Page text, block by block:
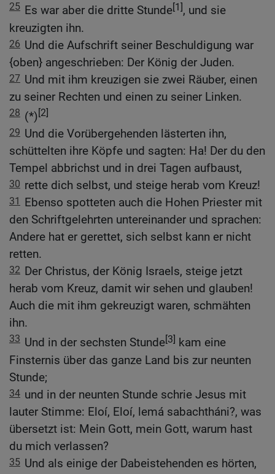
25 Es war aber die dritte Stunde[1], und sie
kreuzigten ihn.
26 Und die Aufschrift seiner Beschuldigung war
{oben} angeschrieben: Der König der Juden.
27 Und mit ihm kreuzigen sie zwei Räuber, einen
zu seiner Rechten und einen zu seiner Linken.
28 (*)[2]
29 Und die Vorübergehenden lästerten ihn,
schüttelten ihre Köpfe und sagten: Ha! Der du den
Tempel abbrichst und in drei Tagen aufbaust,
30 rette dich selbst, und steige herab vom Kreuz!
31
Ebenso spotteten auch die Hohen Priester mit
den Schriftgelehrten untereinander und sprachen:
Andere hat er gerettet, sich selbst kann er nicht
retten.
32 Der Christus, der König Israels, steige jetzt
herab vom Kreuz, damit wir sehen und glauben!
Auch die mit ihm gekreuzigt waren, schmähten
ihn.
33 Und in der sechsten Stunde[3] kam eine
Finsternis über das ganze Land bis zur neunten
Stunde;
34 und in der neunten Stunde schrie Jesus mit
lauter Stimme: Eloí, Eloí, lemá sabachtháni?, was
übersetzt ist: Mein Gott, mein Gott, warum hast
du mich verlassen?
35 Und als einige der Dabeistehenden es hörten,